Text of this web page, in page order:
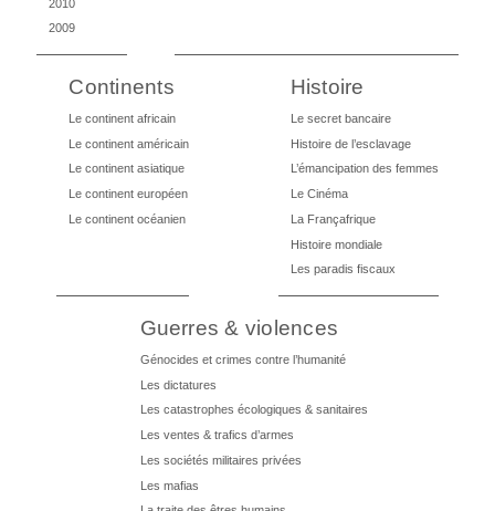
2010
2009
Continents
Le continent africain
Le continent américain
Le continent asiatique
Le continent européen
Le continent océanien
Histoire
Le secret bancaire
Histoire de l’esclavage
L’émancipation des femmes
Le Cinéma
La Françafrique
Histoire mondiale
Les paradis fiscaux
Guerres & violences
Génocides et crimes contre l’humanité
Les dictatures
Les catastrophes écologiques & sanitaires
Les ventes & trafics d’armes
Les sociétés militaires privées
Les mafias